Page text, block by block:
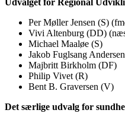
Udvalget for Regional
Per Møller Jensen (S)
Vivi Altenburg (DD)
Michael Maaløe (S)
Jakob Fuglsang
Majbritt Birkholm (DF)
Philip Vivet (R)
Bent B. Graversen (V)
Det særlige udvalg for